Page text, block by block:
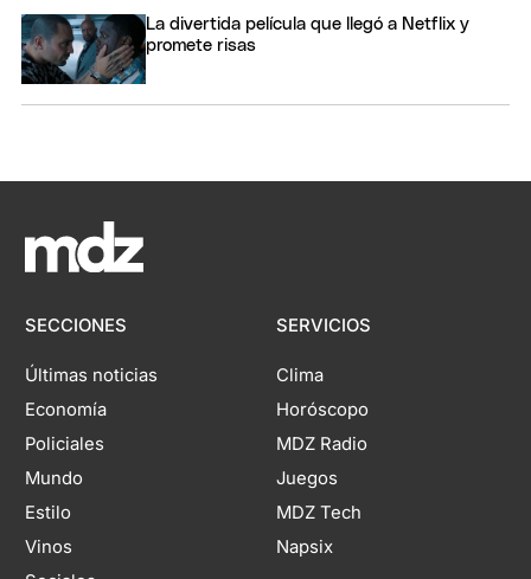
La divertida película que llegó a Netflix y
promete risas
SECCIONES
Últimas noticias
Economía
Policiales
Mundo
Estilo
Vinos
SERVICIOS
Clima
Horóscopo
MDZ Radio
Juegos
MDZ Tech
Napsix